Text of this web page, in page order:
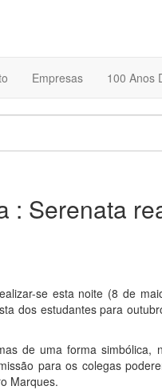
Empresas 100 Anos
: Serenata
se esta noite (8 de
dos estudantes para
de uma forma simbólica,
para os colegas
Marques.